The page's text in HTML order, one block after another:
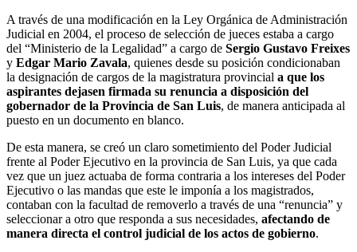
A través de una modificación en la Ley Orgánica de Administración
Judicial en 2004, el proceso de selección de jueces estaba a cargo
del “Ministerio de la Legalidad” a cargo de Sergio Gustavo Freixes
y Edgar Mario Zavala, quienes desde su posición condicionaban
la designación de cargos de la magistratura provincial a que los
aspirantes dejasen firmada su renuncia a disposición del
gobernador de la Provincia de San Luis, de manera anticipada al
puesto en un documento en blanco.
De esta manera, se creó un claro sometimiento del Poder Judicial
frente al Poder Ejecutivo en la provincia de San Luis, ya que cada
vez que un juez actuaba de forma contraria a los intereses del Poder
Ejecutivo o las mandas que este le imponía a los magistrados,
contaban con la facultad de removerlo a través de una “renuncia” y
seleccionar a otro que responda a sus necesidades, afectando de
manera directa el control judicial de los actos de gobierno.